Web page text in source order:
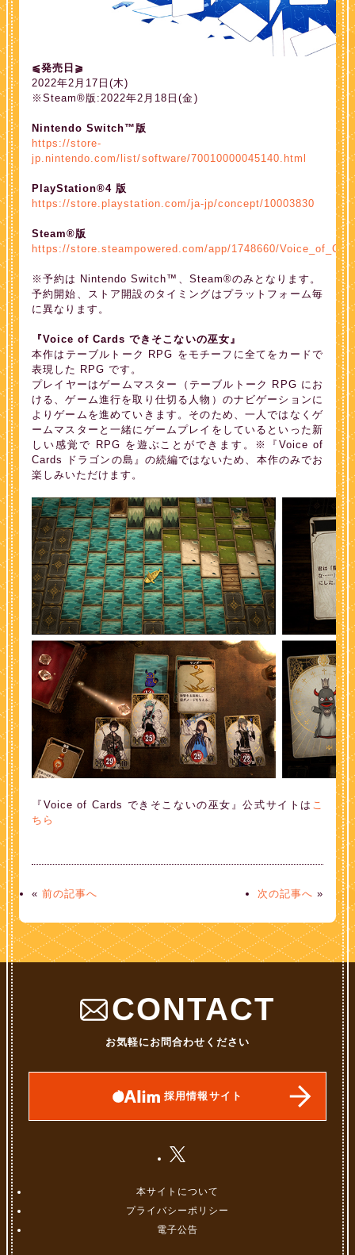
⫹発売日⫺
2022年2月17日(木)
※Steam®版:2022年2月18日(金)
Nintendo Switch™版
https://store-
jp.nintendo.com/list/software/70010000045140.html
PlayStation®4 版
https://store.playstation.com/ja-jp/concept/10003830
Steam®版
https://store.steampowered.com/app/1748660/
※予約は Nintendo Switch™、Steam®のみとなります。
予約開始、ストア開設のタイミングはプラットフォーム毎
に異なります。
『Voice of Cards できそこないの巫女』
本作はテーブルトーク RPG をモチーフに全てをカードで
表現した RPG です。
プレイヤーはゲームマスター（テーブルトーク RPG にお
ける、ゲーム進行を取り仕切る人物）のナビゲーションに
よりゲームを進めていきます。そのため、一人ではなくゲ
ームマスターと一緒にゲームプレイをしているといった新
しい感覚で RPG を遊ぶことができます。※『Voice of
Cards ドラゴンの島』の続編ではないため、本作のみでお
楽しみいただけます。
『Voice of Cards できそこないの巫女』公式サイトは こ
ちら
«前の記事へ 次の記事へ »
CONTACT
お気軽にお問合わせください
採用情報サイト
本サイトについて
プライバシーポリシー
電子公告